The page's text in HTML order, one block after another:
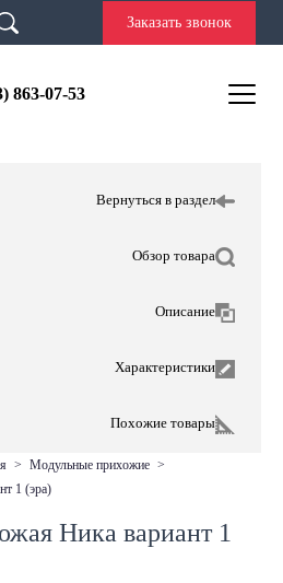
Заказать звонок
863-07-53
Вернуться в раздел
Обзор товара
Описание
Характеристики
Похожие товары
> модульные прихожие >
1 (эра)
Ника вариант 1